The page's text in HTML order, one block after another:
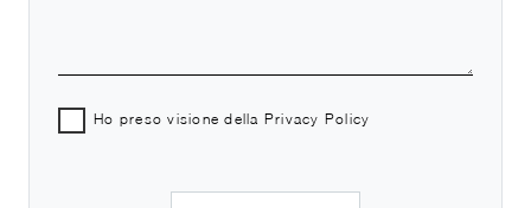
Ho preso visione della Privacy Policy